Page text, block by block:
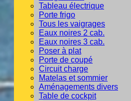
Tableau électrique
Porte frigo
Tous les vaigrages
Eaux noires 2 cab.
Eaux noires 3 cab.
Poser à plat
Porte de coupé
Circuit charge
Matelas et sommier
Aménagements divers
Table de cockpit